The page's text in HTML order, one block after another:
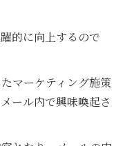
的に向上するので
マーケティング施策
ール内で興味喚起さ